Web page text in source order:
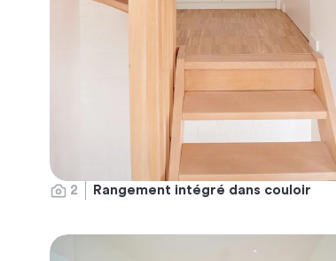
2 Rangement intégré dans couloir